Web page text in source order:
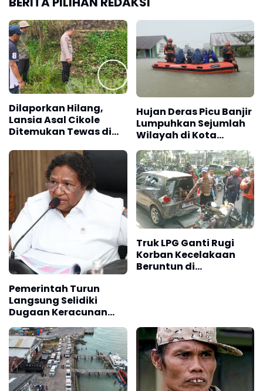
Dilaporkan Hilang,
Lansia Asal Cikole
Ditemukan Tewas di
Hujan Deras Picu Banjir
Lumpuhkan Sejumlah
Wilayah di Kota
Padang
Pemerintah Turun
Langsung Selidiki
Dugaan Keracunan
Truk LPG Ganti Rugi
Korban Kecelakaan
Beruntun di